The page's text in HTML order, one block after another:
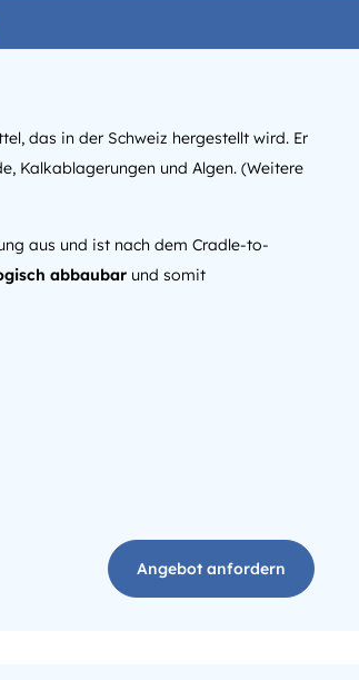
das in der Schweiz hergestellt wird. Er
Kalkablagerungen und Algen. (Weitere
aus und ist nach dem Cradle-to-
abbaubar und somit
Angebot anfordern